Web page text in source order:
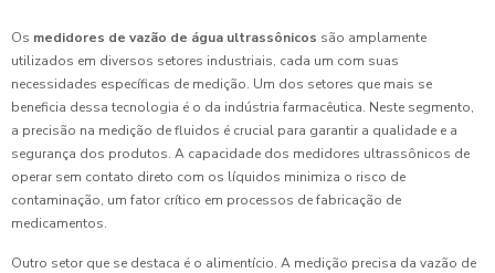
Os medidores de vazão de água ultrassônicos são amplamente
utilizados em diversos setores industriais, cada um com suas
necessidades específicas de medição. Um dos setores que mais se
beneficia dessa tecnologia é o da indústria farmacêutica. Neste segmento,
a precisão na medição de fluidos é crucial para garantir a qualidade e a
segurança dos produtos. A capacidade dos medidores ultrassônicos de
operar sem contato direto com os líquidos minimiza o risco de
contaminação, um fator crítico em processos de fabricação de
medicamentos.
Outro setor que se destaca é o alimentício. A medição precisa da vazão de